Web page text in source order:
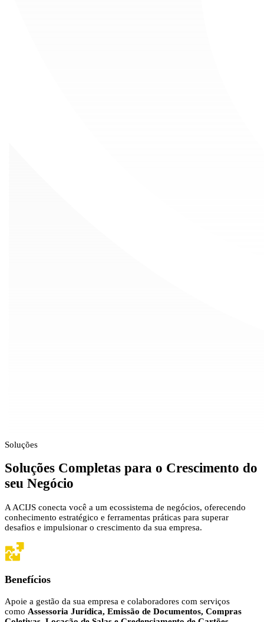
Soluções
Soluções Completas para o Crescimento do
seu Negócio
A ACIJS conecta você a um ecossistema de negócios, oferecendo
conhecimento estratégico e ferramentas práticas para superar
desafios e impulsionar o crescimento da sua empresa.
Benefícios
Apoie a gestão da sua empresa e colaboradores com serviços
como Assessoria Jurídica, Emissão de Documentos, Compras